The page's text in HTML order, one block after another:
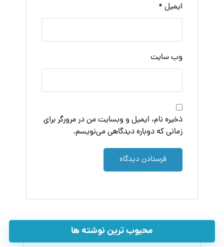
ایمیل *
وب‌ سایت
ذخیره نام، ایمیل و وبسایت من در مرورگر برای
زمانی که دوباره دیدگاهی می‌نویسم.
فرستادن دیدگاه
محبوب ترین نوشته ها